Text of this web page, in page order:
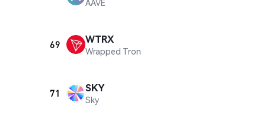
AAVE
69 WTRX
Wrapped Tron
71 SKY
Sky